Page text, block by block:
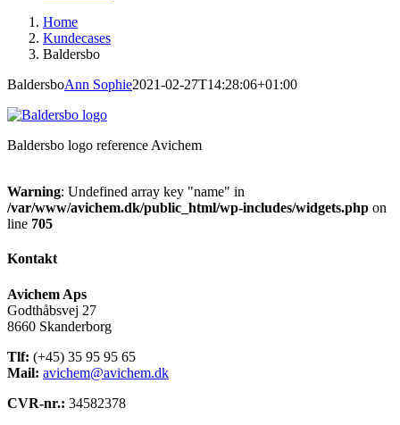
Home
Kundecases
Baldersbo
BaldersboAnn Sophie2021-02-27T14:28:06+01:00
Baldersbo logo reference Avichem
Warning: Undefined array key "name" in
/var/www/avichem.dk/public_html/wp-includes/widgets.php on
line 705
Kontakt
Avichem Aps
Godthåbsvej 27
8660 Skanderborg
Tlf: (+45) 35 95 95 65
Mail: avichem@avichem.dk
CVR-nr.: 34582378